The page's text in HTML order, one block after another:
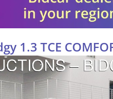
1.3 TCE